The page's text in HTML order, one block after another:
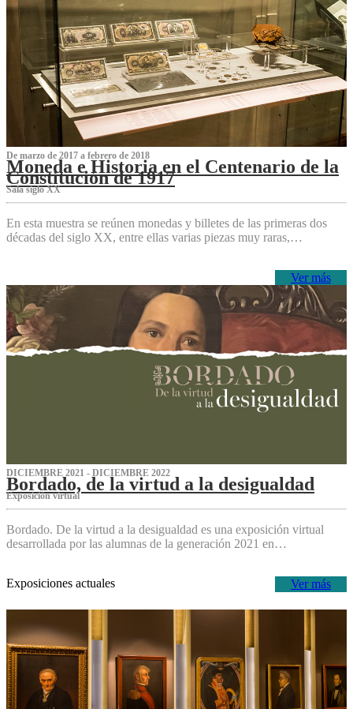
De marzo de 2017 a febrero de 2018
Moneda e Historia en el Centenario de la
Constitución de 1917
Sala siglo XX
En esta muestra se reúnen monedas y billetes de las primeras dos
décadas del siglo XX, entre ellas varias piezas muy raras,…
Ver más
DICIEMBRE 2021 - DICIEMBRE 2022
Bordado, de la virtud a la desigualdad
Exposición virtual‌
Bordado. De la virtud a la desigualdad es una exposición virtual
desarrollada por las alumnas de la generación 2021 en…
Ver más
Exposiciones actuales